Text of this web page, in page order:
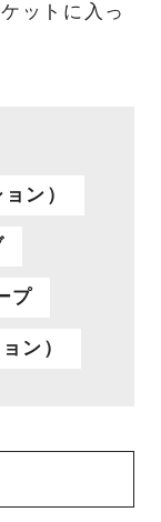
ットに入っ
ン）
プ
ン）